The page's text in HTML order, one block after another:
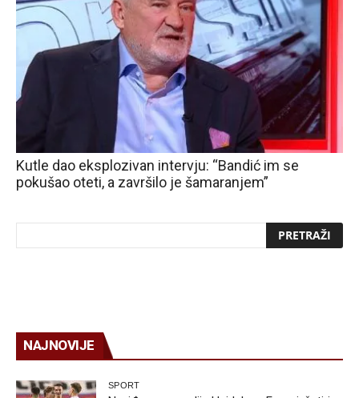
Kutle dao eksplozivan intervju: “Bandić im se
pokušao oteti, a završilo je šamaranjem”
NAJNOVIJE
SPORT